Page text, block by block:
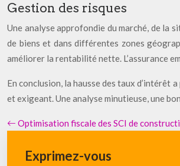
Gestion des risques
Une analyse approfondie du marché, de la
de biens et dans différentes zones
améliorer la rentabilité nette. L’assurance
En conclusion, la hausse des taux d’intérêt
et exigeant. Une analyse minutieuse, une
Optimisation fiscale des SCI de
Exprimez-vous